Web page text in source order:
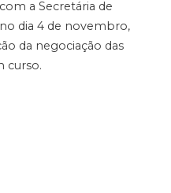
a Secretária de
dia 4 de novembro,
da negociação das
curso.